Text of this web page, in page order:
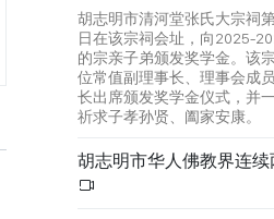
胡志明市清河堂张氏大宗祠
日在该宗祠会址，向2025-
的宗亲子弟颁发奖学金。该
位常值副理事长、理事会成
长出席颁发奖学金仪式，并
祈求子孝孙贤、阖家安康。
胡志明市华人佛教界连